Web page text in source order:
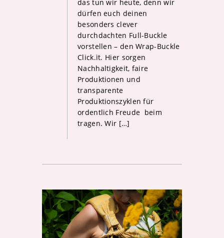
das tun wir heute, denn wir
dürfen euch deinen
besonders clever
durchdachten Full-Buckle
vorstellen – den Wrap-Buckle
Click.it. Hier sorgen
Nachhaltigkeit, faire
Produktionen und
transparente
Produktionszyklen für
ordentlich Freude beim
tragen. Wir […]